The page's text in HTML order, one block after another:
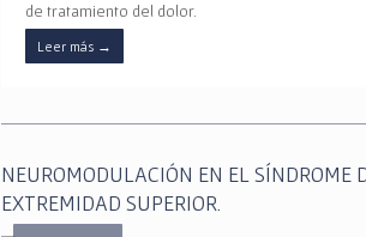
de tratamiento del dolor.
Leer más →
NEUROMODULACIÓN EN EL SÍNDROME
EXTREMIDAD SUPERIOR.